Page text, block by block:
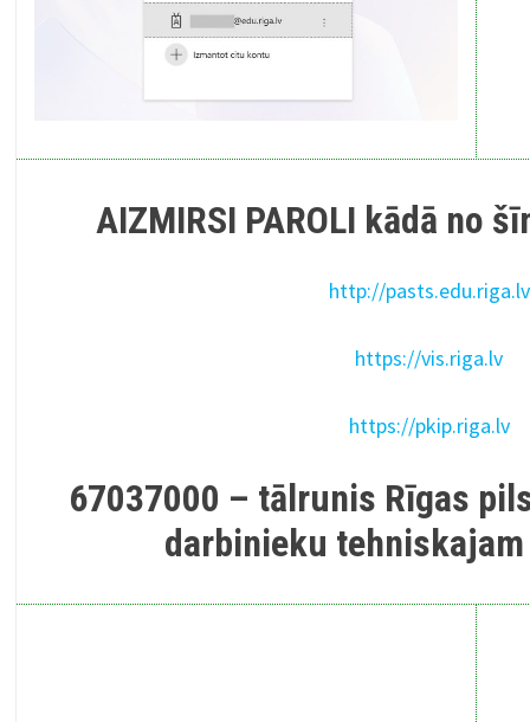
AIZMIRSI PAROLI kādā no
http://pasts.edu.riga.lv
https://vis.riga.lv
https://pkip.riga.lv
67037000 – tālrunis Rīgas
darbinieku